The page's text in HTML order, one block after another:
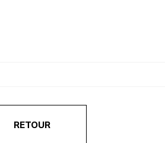
RETOUR